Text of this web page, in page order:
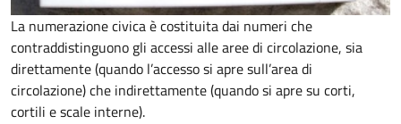
La numerazione civica è costituita dai numeri che
contraddistinguono gli accessi alle aree di circolazione, sia
direttamente (quando l’accesso si apre sull’area di
circolazione) che indirettamente (quando si apre su corti,
cortili e scale interne).